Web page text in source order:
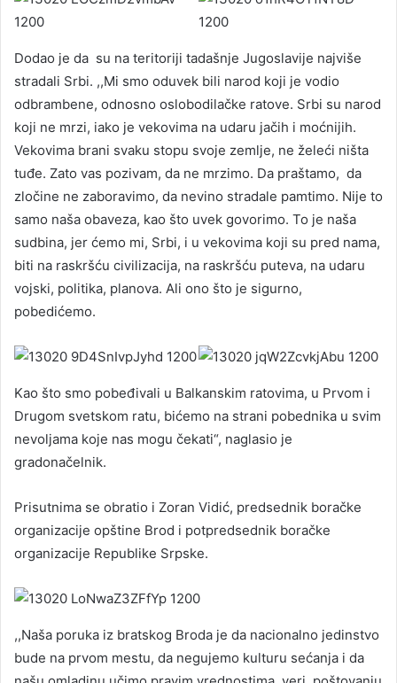
Dodao je da su na teritoriji tadašnje Jugoslavije najviše
stradali Srbi. ,,Mi smo oduvek bili narod koji je vodio
odbrambene, odnosno oslobodilačke ratove. Srbi su narod
koji ne mrzi, iako je vekovima na udaru jačih i moćnijih.
Vekovima brani svaku stopu svoje zemlje, ne želeći ništa
tuđe. Zato vas pozivam, da ne mrzimo. Da praštamo, da
zločine ne zaboravimo, da nevino stradale pamtimo. Nije to
samo naša obaveza, kao što uvek govorimo. To je naša
sudbina, jer ćemo mi, Srbi, i u vekovima koji su pred nama,
biti na raskršću civilizacija, na raskršću puteva, na udaru
vojski, politika, planova. Ali ono što je sigurno,
pobedićemo.
Kao što smo pobeđivali u Balkanskim ratovima, u Prvom i
Drugom svetskom ratu, bićemo na strani pobednika u svim
nevoljama koje nas mogu čekati“, naglasio je
gradonačelnik.
Prisutnima se obratio i Zoran Vidić, predsednik boračke
organizacije opštine Brod i potpredsednik boračke
organizacije Republike Srpske.
,,Naša poruka iz bratskog Broda je da nacionalno jedinstvo
bude na prvom mestu, da negujemo kulturu sećanja i da